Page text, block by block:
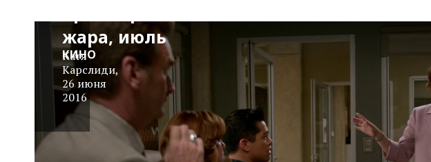
жара, июль
Катя
Карслиди,
26 июня
2016
КИНО